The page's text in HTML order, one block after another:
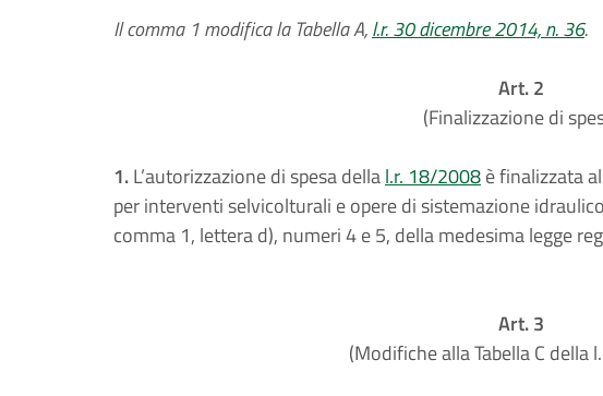
Il comma 1 modifica la Tabella A,l.r. 30 dicembre 2014, n. 36.
Art. 2
(Finalizzazione di
1.L’autorizzazione di spesa dellal.r. 18/2008è finalizzata
per interventi selvicolturali e opere di sistemazione
comma 1, lettera d), numeri 4 e 5, della medesima legge
Art. 3
(Modifiche alla Tabella C della